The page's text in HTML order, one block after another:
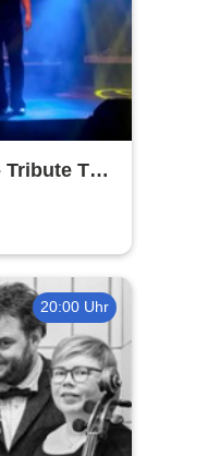
Tribute To
20:00 Uhr